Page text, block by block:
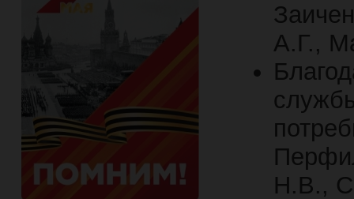
А.Г.,
Н.В.,